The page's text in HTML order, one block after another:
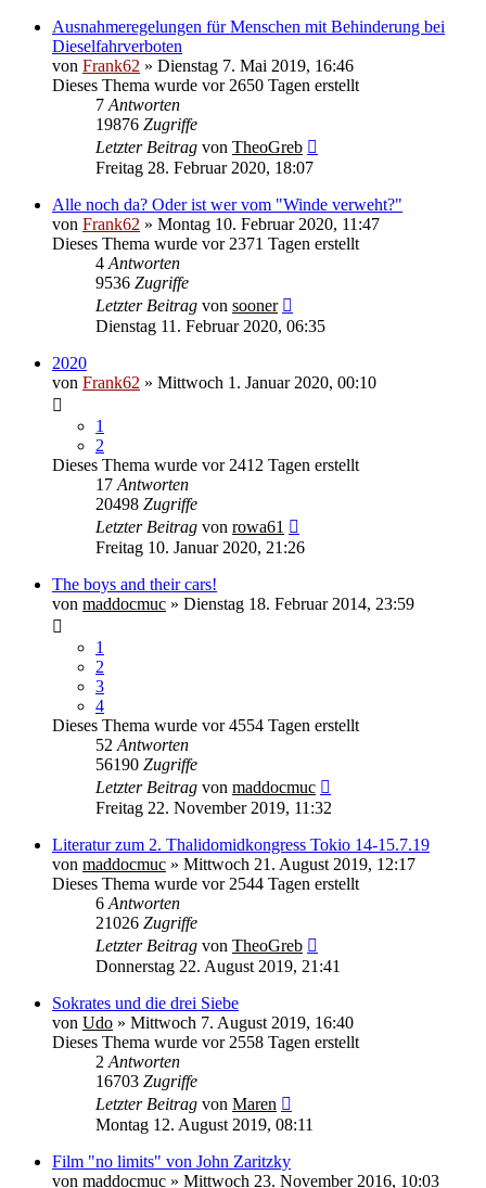
Ausnahmeregelungen für Menschen mit Behinderung bei
Dieselfahrverboten
von Frank62 » Dienstag 7. Mai 2019, 16:46
Dieses Thema wurde vor 2650 Tagen erstellt
7 Antworten
19876 Zugriffe
Letzter Beitrag von TheoGreb
Freitag 28. Februar 2020, 18:07
Alle noch da? Oder ist wer vom "Winde verweht?"
von Frank62 » Montag 10. Februar 2020, 11:47
Dieses Thema wurde vor 2371 Tagen erstellt
4 Antworten
9536 Zugriffe
Letzter Beitrag von sooner
Dienstag 11. Februar 2020, 06:35
2020
von Frank62 » Mittwoch 1. Januar 2020, 00:10
1
2
Dieses Thema wurde vor 2412 Tagen erstellt
17 Antworten
20498 Zugriffe
Letzter Beitrag von rowa61
Freitag 10. Januar 2020, 21:26
The boys and their cars!
von maddocmuc » Dienstag 18. Februar 2014, 23:59
1
2
3
4
Dieses Thema wurde vor 4554 Tagen erstellt
52 Antworten
56190 Zugriffe
Letzter Beitrag von maddocmuc
Freitag 22. November 2019, 11:32
Literatur zum 2. Thalidomidkongress Tokio 14-15.7.19
von maddocmuc » Mittwoch 21. August 2019, 12:17
Dieses Thema wurde vor 2544 Tagen erstellt
6 Antworten
21026 Zugriffe
Letzter Beitrag von TheoGreb
Donnerstag 22. August 2019, 21:41
Sokrates und die drei Siebe
von Udo » Mittwoch 7. August 2019, 16:40
Dieses Thema wurde vor 2558 Tagen erstellt
2 Antworten
16703 Zugriffe
Letzter Beitrag von Maren
Montag 12. August 2019, 08:11
Film "no limits" von John Zaritzky
von maddocmuc » Mittwoch 23. November 2016, 10:03